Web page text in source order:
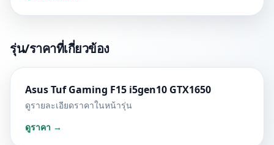
รุ่น/ราคาที่เกี่ยวข้อง
Asus Tuf Gaming F15 i5gen10 GTX1650
ดูรายละเอียดราคาในหน้ารุ่น
ดูราคา →